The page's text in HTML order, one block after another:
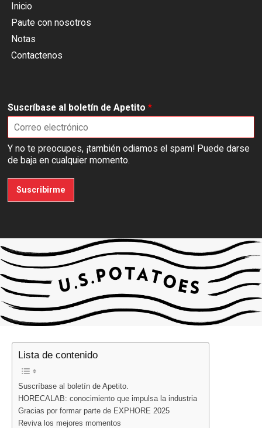
Inicio
Paute con nosotros
Notas
Contactenos
Suscríbase al boletín de Apetito *
Y no te preocupes, ¡también odiamos el spam! Puede darse
de baja en cualquier momento.
Suscribirme
Lista de contenido
Suscríbase al boletín de Apetito.
HORECALAB: conocimiento que impulsa la industria
Gracias por formar parte de EXPHORE 2025
Reviva los mejores momentos